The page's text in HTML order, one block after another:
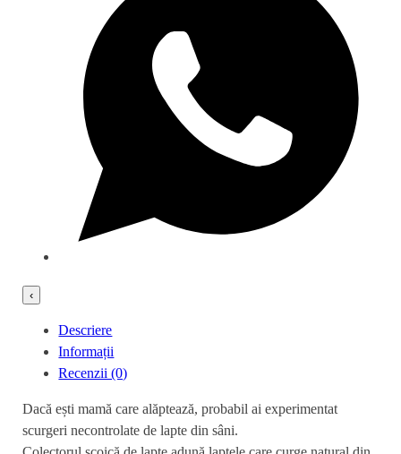
‹
Descriere
Informații
Recenzii (0)
Dacă ești mamă care alăptează, probabil ai experimentat
scurgeri necontrolate de lapte din sâni.